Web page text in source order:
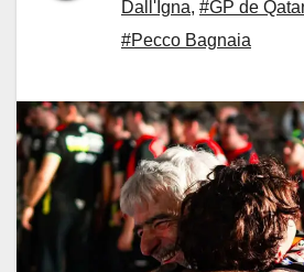
Dall'Igna, #GP de Qatar
#Pecco Bagnaia